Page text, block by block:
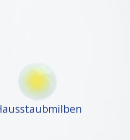
Hausstaubmilben